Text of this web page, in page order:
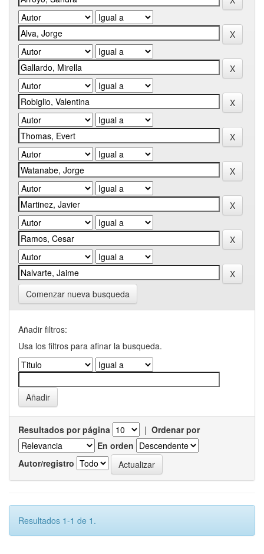
Comenzar nueva busqueda
Añadir filtros:
Usa los filtros para afinar la busqueda.
Resultados por página | Ordenar por
En orden
Autor/registro
Resultados 1-1 de 1.